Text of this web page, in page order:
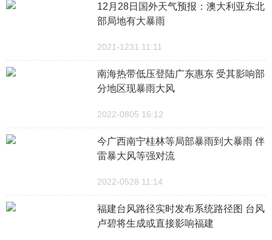
12月28日国外天气预报：澳大利亚东北
部局地有大暴雨
2021-1231 11:11
南海热带低压登陆广东惠东 受其影响部
分地区现暴雨大风
2022-0805 16:12
今广西南宁桂林等局部暴雨到大暴雨 伴
雷暴大风等强对流
2022-0528 11:14
福建台风路径实时发布系统路径图 台风
卢碧将生成或直接影响福建